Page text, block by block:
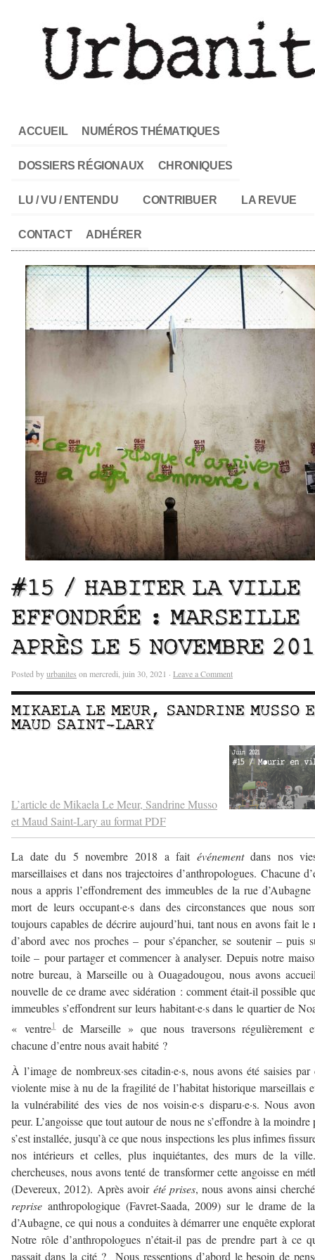
ACCUEIL NUMÉROS THÉMATIQUES
DOSSIERS RÉGIONAUX CHRONIQUES
LU / VU / ENTENDU CONTRIBUER LA REVUE
CONTACT ADHÉRER
#15 / HABITER LA VILLE
EFFONDRÉE : MARSEILLE
APRÈS LE 5 NOVEMBRE
Posted byurbanites on mercredi, juin 30, 2021 · Leave a Comment
MIKAELA LE MEUR, SANDRINE MUSSO
MAUD SAINT-LARY
L’article de Mikaela Le Meur, Sandrine Musso
et Maud Saint-Lary au format PDF
La date du 5 novembre 2018 a fait événementdans nos
marseillaises et dans nos trajectoires d’anthropologues. Chacune
nous a appris l’effondrement des immeubles de la rue
mort de leurs occupant·e·s dans des circonstances que nous
toujours capables de décrire aujourd’hui, tant nous en avons fait le
d’abord avec nos proches – pour s’épancher, se soutenir – puis
toile – pour partager et commencer à analyser. Depuis notre
notre bureau, à Marseille ou à Ouagadougou, nous avons
nouvelle de ce drame avec sidération : comment était-il possible
immeubles s’effondrent sur leurs habitant·e·s dans le quartier de
« ventre1de Marseille » que nous traversons régulièrement
chacune d’entre nous avait habité ?
À l’image de nombreux·ses citadin·e·s, nous avons été saisies par
violente mise à nu de la fragilité de l’habitat historique marseillais
la vulnérabilité des vies de nos voisin·e·s disparu·e·s. Nous
peur. L’angoisse que tout autour de nous ne s’effondre à la moindre
s’est installée, jusqu’à ce que nous inspections les plus infimes
nos intérieurs et celles, plus inquiétantes, des murs de la
chercheuses, nous avons tenté de transformer cette angoisse en
(Devereux, 2012). Après avoir été prises, nous avons ainsi
reprise anthropologique (Favret-Saada, 2009) sur le drame de
d’Aubagne, ce qui nous a conduites à démarrer une enquête
Notre rôle d’anthropologues n’était-il pas de prendre part à ce
passait dans la cité ? Nous ressentions d’abord le besoin de